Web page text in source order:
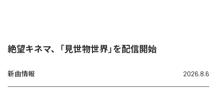
絶望キネマ、「見世物世界」を配信開始
新曲情報 2026.8.6